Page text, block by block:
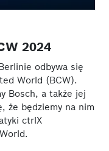
2024
odbywa się
World (BCW).
Bosch, a także jej
że będziemy na nim
ctrlX